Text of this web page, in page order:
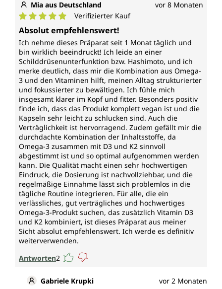
Mia aus Deutschland vor 8 Monaten
Durchschnittliche Bewertung von 5 von 5 Sternen
Verifizierter Kauf
Absolut empfehlenswert!
Ich nehme dieses Präparat seit 1 Monat täglich und
bin wirklich beeindruckt! Ich leide an einer
Schilddrüsenunterfunktion bzw. Hashimoto, und ich
merke deutlich, dass mir die Kombination aus Omega-
3 und den Vitaminen hilft, meinen Alltag strukturierter
und fokussierter zu bewältigen. Ich fühle mich
insgesamt klarer im Kopf und fitter. Besonders positiv
finde ich, dass das Produkt komplett vegan ist und die
Kapseln sehr leicht zu schlucken sind. Auch die
Verträglichkeit ist hervorragend. Zudem gefällt mir die
durchdachte Kombination der Inhaltsstoffe, da
Omega-3 zusammen mit D3 und K2 sinnvoll
abgestimmt ist und so optimal aufgenommen werden
kann. Die Qualität macht einen sehr hochwertigen
Eindruck, die Dosierung ist nachvollziehbar, und die
regelmäßige Einnahme lässt sich problemlos in die
tägliche Routine integrieren. Für alle, die ein
verlässliches, gut verträgliches und hochwertiges
Omega-3-Produkt suchen, das zusätzlich Vitamin D3
und K2 kombiniert, ist dieses Präparat aus meiner
Sicht absolut empfehlenswert. Ich werde es definitiv
weiterverwenden.
Antworten2
Gabriele Krupki
vor 2 Monaten